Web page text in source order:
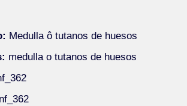
Medulla ô tutanos de huesos
medulla o tutanos de huesos